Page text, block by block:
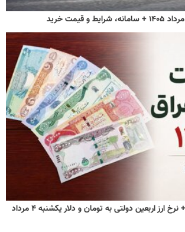
قیمت خرید
قیمت دینار عراق امروز + نرخ ارز اربعین دولتی به تومان و دلار یکشنبه ۴ مرداد